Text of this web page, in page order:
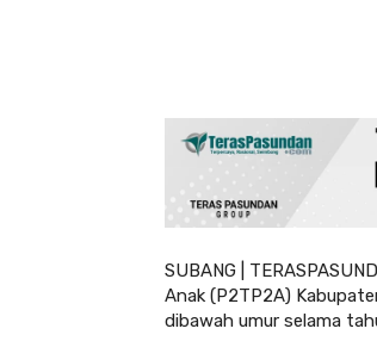
SUBANG |
Anak (P2TP2A)
dibawah umur selama